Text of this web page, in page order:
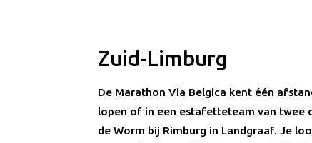
Zuid-Limburg
De Marathon Via Belgica kent één
lopen of in een estafetteteam van twee
de Worm bij Rimburg in Landgraaf. Je